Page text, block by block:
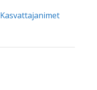
Kasvattajanimet